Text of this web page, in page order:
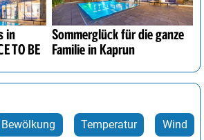
in
TO BE
Sommerglück für die ganze
Familie in Kaprun
Bewölkung Temperatur Wind